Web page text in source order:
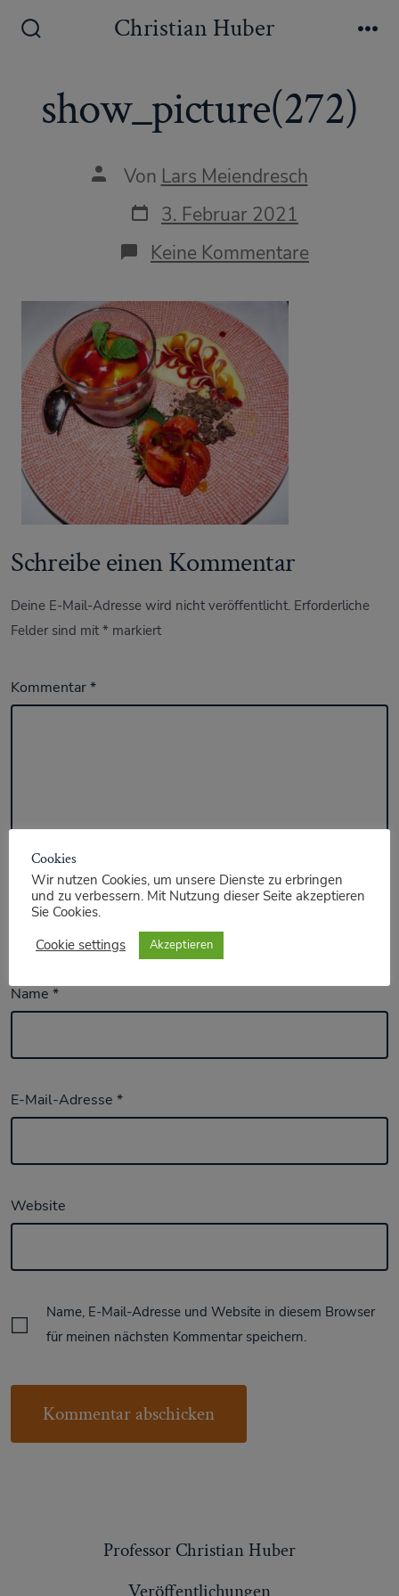
Inhalt
Christian Huber
show_picture(272)
Autor
Beitrags
Von Lars Meiendresch
Datum
des
Beitrags
3. Februar 2021
Keine Kommentare
Schreibe einen Kommentar
Deine E-Mail-Adresse wird nicht veröffentlicht. Erforderliche
Felder sind mit* markiert
Kommentar*
Name*
E-Mail-Adresse*
Website
Name, E-Mail-Adresse und Website in diesem Browser
für meinen nächsten Kommentar speichern.
Professor Christian Huber
Veröffentlichungen
Cookies
Wir nutzen Cookies, um unsere Dienste zu erbringen
und zu verbessern. Mit Nutzung dieser Seite akzeptieren
Sie Cookies.
Cookie settings
Akzeptieren